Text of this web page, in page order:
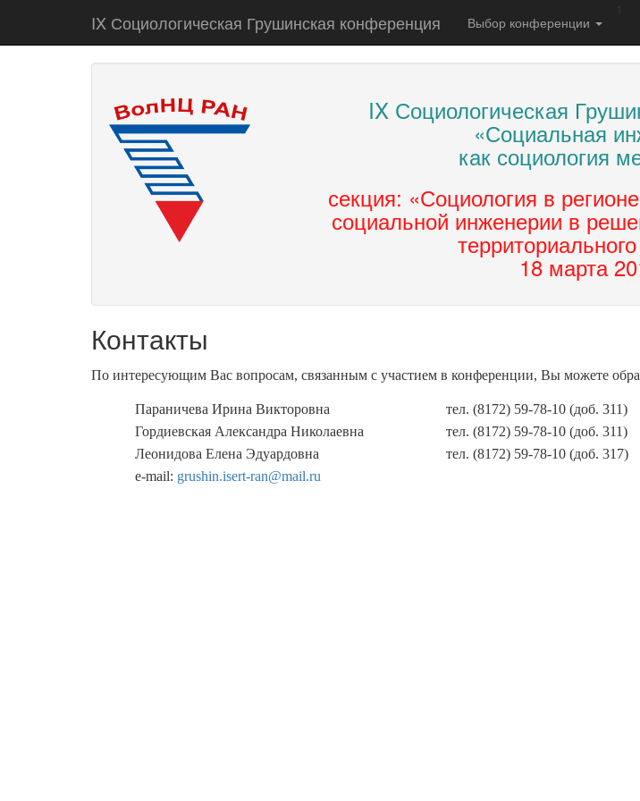
IX Социологическая Грушинская конференция Выбор конференции
IX Социологическая
«Социальная
как социология
секция: «Социология в
социальной инженерии в
18 марта
Контакты
По интересующим Вас вопросам, связанным с участием в конференции, Вы можете
Параничева Ирина Викторовна
тел. (8172) 59-78-10 (доб. 311)
Гордиевская Александра Николаевна
тел. (8172) 59-78-10 (доб. 311)
Леонидова Елена Эдуардовна
тел. (8172) 59-78-10 (доб. 317)
e-mail: grushin.isert-ran@mail.ru